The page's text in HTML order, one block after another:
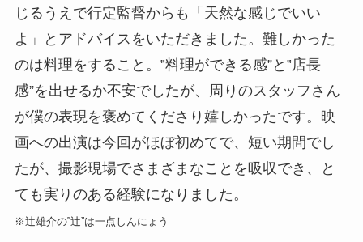
じるうえで行定監督からも「天然な感じでいい
よ」とアドバイスをいただきました。難しかった
のは料理をすること。‟料理ができる感”と‟店長
感”を出せるか不安でしたが、周りのスタッフさん
が僕の表現を褒めてくださり嬉しかったです。映
画への出演は今回がほぼ初めてで、短い期間でし
たが、撮影現場でさまざまなことを吸収でき、と
ても実りのある経験になりました。
※辻雄介の‟辻”は一点しんにょう